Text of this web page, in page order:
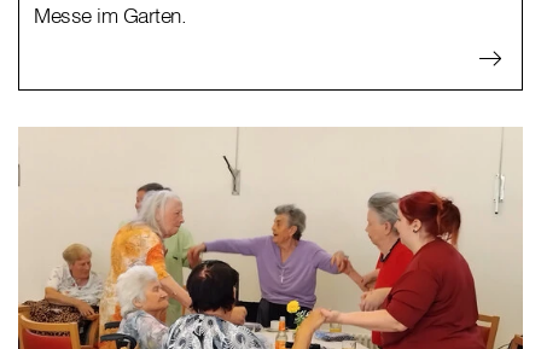
Messe im Garten.